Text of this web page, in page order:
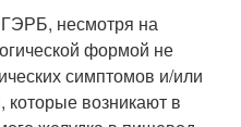
несмотря на
формой не
симптомов и/или
возникают в